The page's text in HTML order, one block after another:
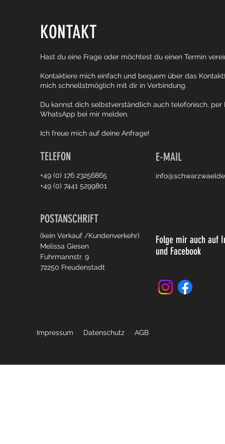
KONTAKT
TELEFON
+49 (0) 176 23256865
+49 (0) 7441 5299801
E-MAIL
POSTANSCHRIFT
(kein Verkauf /Kundenverkehr)
Melissa Giesen
Fuhrmannstr. 9
72250 Freudenstadt
Hast du eine Frage oder möchtest du einen Termin
Kontaktiere mich einfach und bequem über das
mich schnellstmöglich mit dir in Verbindung.
Du kannst dich selbstverständlich auch telefonisch, per
WhatsApp bei mir melden.
Ich freue mich auf deine Anfrage!
Folge mir auch auf
und Facebook
Impressum Datenschutz AGB